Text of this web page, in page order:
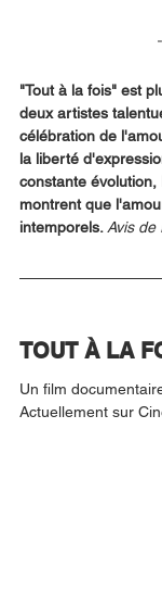
"Tout à la fois" est
deux artistes
célébration de
la liberté
constante évolution,
montrent que
intemporels. Avis de
TOUT À LA
Un film
Actuellement sur